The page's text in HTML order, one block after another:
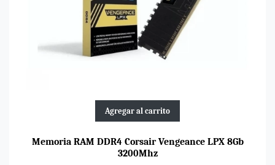
Agregar al carrito
Memoria RAM DDR4 Corsair Vengeance LPX 8Gb
3200Mhz